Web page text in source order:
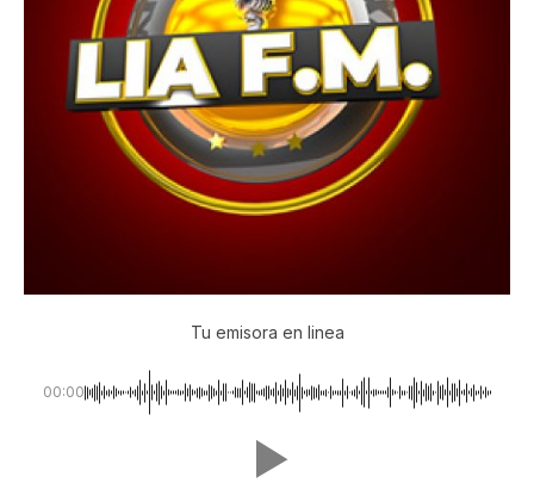
Tu emisora en linea
00:00